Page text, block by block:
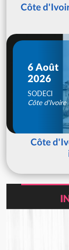
Côte
6 Août
2026
SODECI
Côte d'Ivoire
Côte